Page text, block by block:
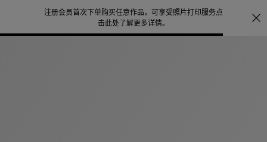
注册会员首次下单购买任意作品，可享受照片打印服务点
击此处了解更多详情。
宝